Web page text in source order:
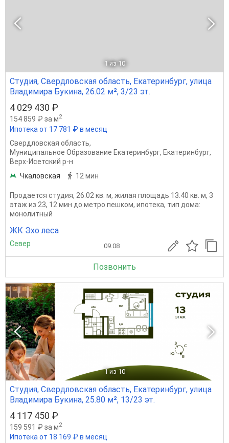
1 из 10
Студия, Свердловская область, Екатеринбург, улица
Владимира Букина, 26.02 м², 3/23 эт.
4 029 430 ₽
154 859 ₽ за м2
Ипотека от 17 781 ₽ в месяц
Свердловская область,
Муниципальное Образование Екатеринбург, Екатеринбург,
Верх-Исетский р-н
Чкаловская
12 мин
Продается студия, 26.02 кв. м, жилая площадь 13.40 кв. м, 3
этаж из 23, 12 мин до метро пешком, ипотека, тип дома:
монолитный
ЖК Эхо леса
Север 09.08
Позвонить
1 из 10
Студия, Свердловская область, Екатеринбург, улица
Владимира Букина, 25.80 м², 13/23 эт.
4 117 450 ₽
159 591 ₽ за м2
Ипотека от 18 169 ₽ в месяц